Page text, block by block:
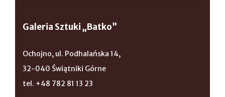
Galeria Sztuki „Batko”
Ochojno, ul. Podhalańska 14,
32-040 Świątniki Górne
tel. +48 782 81 13 23